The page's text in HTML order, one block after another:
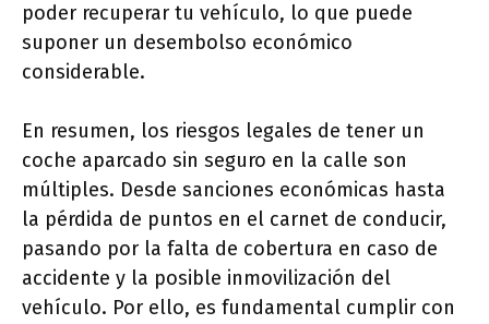
poder recuperar tu vehículo, lo que puede
suponer un desembolso económico
considerable.
En resumen, los riesgos legales de tener un
coche aparcado sin seguro en la calle son
múltiples. Desde sanciones económicas hasta
la pérdida de puntos en el carnet de conducir,
pasando por la falta de cobertura en caso de
accidente y la posible inmovilización del
vehículo. Por ello, es fundamental cumplir con